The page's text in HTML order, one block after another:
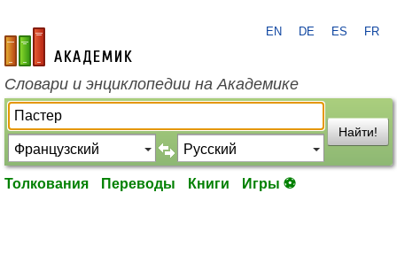
academic.ru
EN DE ES FR
Словари и энциклопедии на Академике
Найти!
Толкования Переводы Книги Игры ⚽